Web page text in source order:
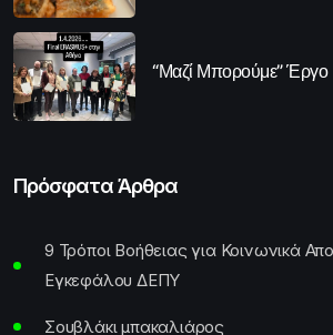
“Μαζί Μπορούμε” Έργο
Πρόσφατα Άρθρα
9 Τρόποι Βοήθειας για Κοινωνικά
Εγκεφάλου ΔΕΠΥ
Σουβλάκι μπακαλιάρος